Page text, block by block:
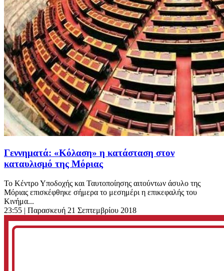
Γεννηματά: «Κόλαση» η κατάσταση στον
καταυλισμό της Μόριας
Το Κέντρο Υποδοχής και Ταυτοποίησης αιτούντων άσυλο της
Μόριας επισκέφθηκε σήμερα το μεσημέρι η επικεφαλής του
Κινήμα...
23:55 | Παρασκευή 21 Σεπτεμβρίου 2018